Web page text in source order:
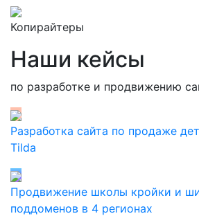
Копирайтеры
Наши кейсы
по разработке и продвижению
Разработка сайта по продаже
Tilda
Продвижение школы кройки и
поддоменов в 4 регионах